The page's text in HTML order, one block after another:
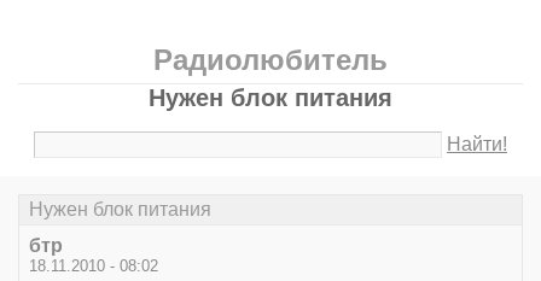
Радиолюбитель
Нужен блок питания
Найти!
Нужен блок питания
бтр
18.11.2010 - 08:02